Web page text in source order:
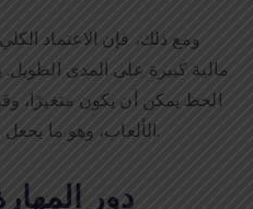
ومع ذلك، فإن الاعتماد
مالية كبيرة على المدى
الحظ يمكن أن يكون متغيرًا،
الألعاب، وهو ما يجعل من المهم إدارة الرهانات بحكمة.
دور